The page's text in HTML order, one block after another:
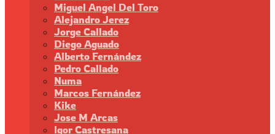
Miguel Angel Del Toro
Alejandro Jerez
Jorge Callado
Diego Aguado
Alberto Fernández
Pedro Callado
Numa
Marcos Fernández
Kike
Jose M Arcas
Igor Castresana